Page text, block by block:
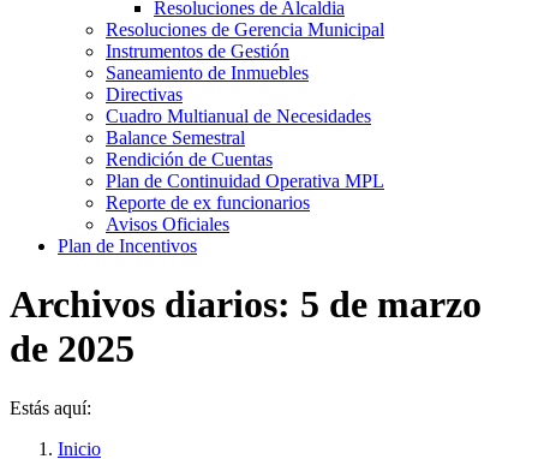
Resoluciones de Alcaldia
Resoluciones de Gerencia Municipal
Instrumentos de Gestión
Saneamiento de Inmuebles
Directivas
Cuadro Multianual de Necesidades
Balance Semestral
Rendición de Cuentas
Plan de Continuidad Operativa MPL
Reporte de ex funcionarios
Avisos Oficiales
Plan de Incentivos
Archivos diarios: 5 de marzo
de 2025
Estás aquí:
Inicio